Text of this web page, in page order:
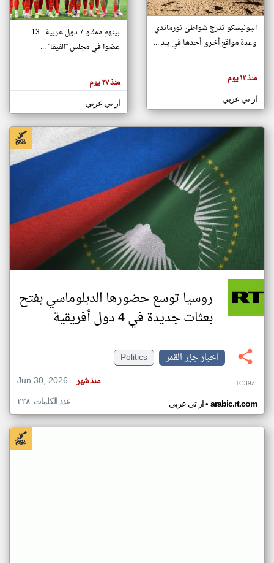
تغيير الدولة
اخبار جزر القمر على مدار الساعة
أهم اخبار جزر القمر العاجلة والمباشرة
هنا عن
وجهة
كاتبيها.
اليونيسكو تدرج شواطئ نورماندي
وعدة مواقع أخرى أحدها في بلد ...
منذ ١٢ يوم
ار تي عربي
بينهم ممثلو 7 دول عربية.. 13
عضوا في مجلس "الفيفا" ...
منذ ٢٧ يوم
ار تي عربي
روسيا توسع حضورها الدبلوماسي بفتح
بعثات جديدة في 4 دول أفريقية
اخبار جزر القمر
Politics
Jun 30, 2026
منذ شهر TG39ZI
ار تي عربي• arabic.rt.com عدد الكلمات: ٢٢٨
klyoum.com